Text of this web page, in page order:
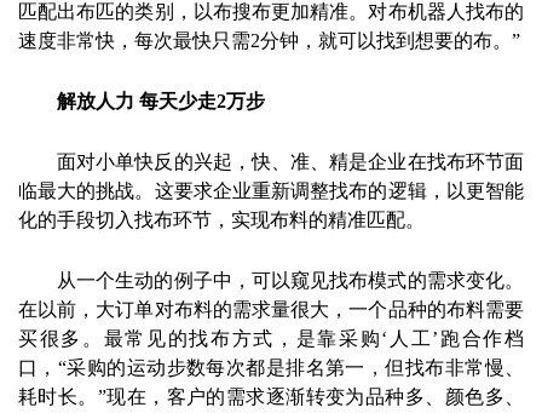
匹配出布匹的类别，以布搜布更加精准。对布机器人找布的
速度非常快，每次最快只需2分钟，就可以找到想要的布。”
解放人力 每天少走2万步
面对小单快反的兴起，快、准、精是企业在找布环节面
临最大的挑战。这要求企业重新调整找布的逻辑，以更智能
化的手段切入找布环节，实现布料的精准匹配。
从一个生动的例子中，可以窥见找布模式的需求变化。
在以前，大订单对布料的需求量很大，一个品种的布料需要
买很多。最常见的找布方式，是靠采购‘人工’跑合作档
口，“采购的运动步数每次都是排名第一，但找布非常慢、
耗时长。”现在，客户的需求逐渐转变为品种多、颜色多、